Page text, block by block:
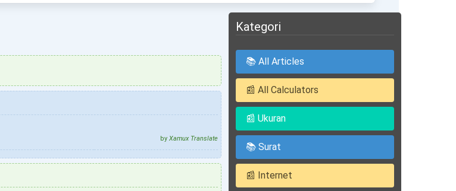
by Xamux Translate
Kategori
📚 All Articles
📰 All Calculators
📰 Ukuran
📚 Surat
📰 Internet